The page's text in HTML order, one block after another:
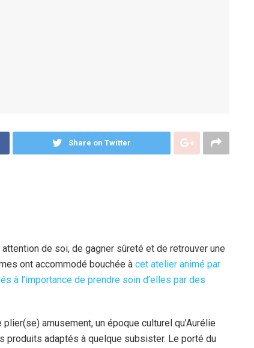
Share on Twitter
de soi, de gagner sûreté et de retrouver une
ont accommodé bouchée à cet atelier animé par
à l’importance de prendre soin d’elles par des
amusement, un époque culturel qu’Aurélie
adaptés à quelque subsister. Le porté du